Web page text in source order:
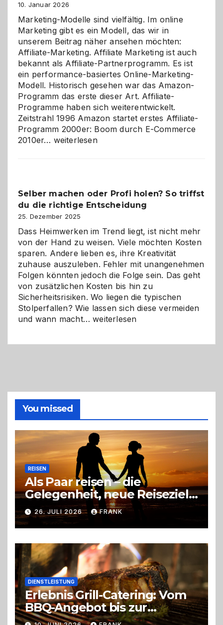
10. Januar 2026
Marketing-Modelle sind vielfältig. Im online
Marketing gibt es ein Modell, das wir in
unserem Beitrag näher ansehen möchten:
Affiliate-Marketing. Affiliate Marketing ist auch
bekannt als Affiliate-Partnerprogramm. Es ist
ein performance-basiertes Online-Marketing-
Modell. Historisch gesehen war das Amazon-
Programm das erste dieser Art. Affiliate-
Programme haben sich weiterentwickelt.
Zeitstrahl 1996 Amazon startet erstes Affiliate-
Programm 2000er: Boom durch E-Commerce
2010er… Affiliate-
Herausforderungen
und
Zukunft
weiterlesen
Selber machen oder Profi holen? So triffst
du die richtige Entscheidung
25. Dezember 2025
Dass Heimwerken im Trend liegt, ist nicht mehr
von der Hand zu weisen. Viele möchten Kosten
sparen. Andere lieben es, ihre Kreativität
zuhause auszuleben. Fehler mit unangenehmen
Folgen könnten jedoch die Folge sein. Das geht
von zusätzlichen Kosten bis hin zu
Sicherheitsrisiken. Wo liegen die typischen
Stolperfallen? Wie lassen sich diese vermeiden
und wann macht…Selber
richtige
Entscheidung
weiterlesen
You missed
REISEN
Als Paar reisen – die
Gelegenheit, neue Reiseziele
zu entdecken
26. JULI 2026 FRANK
DIENSTLEISTUNG
Erlebnis Grill-Catering: Vom
BBQ-Angebot bis zur
perfekten Eventorganisation